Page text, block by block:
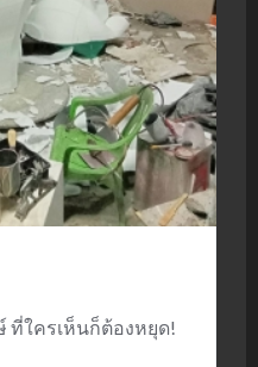
ใครเห็นก็ต้องหยุด!